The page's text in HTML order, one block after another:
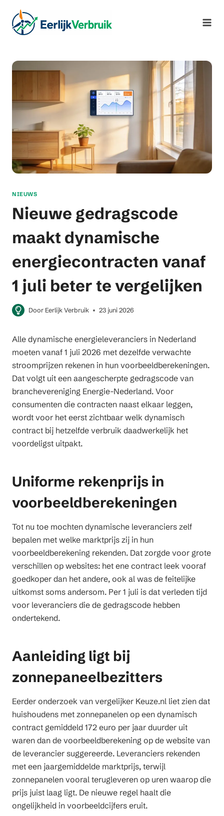
naar
NIEUWS
Nieuwe gedragscode
maakt dynamische
energiecontracten vanaf
1 juli beter te vergelijken
Door Eerlijk Verbruik 23 juni 2026
Alle dynamische energieleveranciers in Nederland
moeten vanaf 1 juli 2026 met dezelfde verwachte
stroomprijzen rekenen in hun voorbeeldberekeningen.
Dat volgt uit een aangescherpte gedragscode van
branchevereniging Energie-Nederland. Voor
consumenten die contracten naast elkaar leggen,
wordt voor het eerst zichtbaar welk dynamisch
contract bij hetzelfde verbruik daadwerkelijk het
voordeligst uitpakt.
Uniforme rekenprijs in
voorbeeldberekeningen
Tot nu toe mochten dynamische leveranciers zelf
bepalen met welke marktprijs zij in hun
voorbeeldberekening rekenden. Dat zorgde voor grote
verschillen op websites: het ene contract leek vooraf
goedkoper dan het andere, ook al was de feitelijke
uitkomst soms andersom. Per 1 juli is dat verleden tijd
voor leveranciers die de gedragscode hebben
ondertekend.
Aanleiding ligt bij
zonnepaneelbezitters
Eerder onderzoek van vergelijker Keuze.nl liet zien dat
huishoudens met zonnepanelen op een dynamisch
contract gemiddeld 172 euro per jaar duurder uit
waren dan de voorbeeldberekening op de website van
de leverancier suggereerde. Leveranciers rekenden
met een jaargemiddelde marktprijs, terwijl
zonnepanelen vooral terugleveren op uren waarop die
prijs juist laag ligt. De nieuwe regel haalt die
ongelijkheid in voorbeeldcijfers eruit.